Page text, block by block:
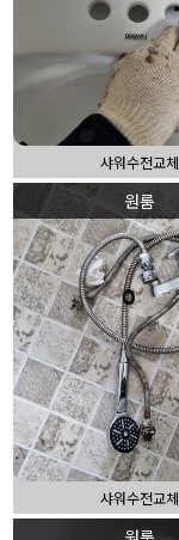
샤워수전교체
원룸
샤워수전교체